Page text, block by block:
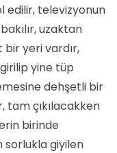
televizyonun
uzaktan
bir yeri vardır,
yine tüp
dehşetli bir
tam çıkılacakken
birinde
sorlukla giyilen